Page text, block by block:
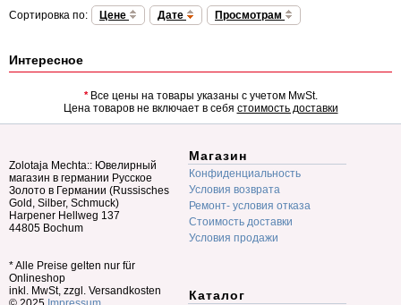
Сортировка по: Цене Дате Просмотрам
Интересное
*Все цены на товары указаны с учетом MwSt.
Цена товаров не включает в себя стоимость доставки
Zolotaja Mechta:: Ювелирный
магазин в германии Русское
Золото в Германии (Russisches
Gold, Silber, Schmuck)
Harpener Hellweg 137
44805 Bochum
* Alle Preise gelten nur für
Onlineshop
inkl. MwSt, zzgl. Versandkosten
Магазин
Конфиденциальность
Условия возврата
Ремонт- условия отказа
Стоимость доставки
Условия продажи
Каталог